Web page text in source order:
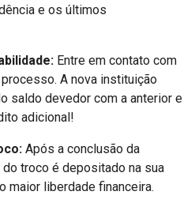
e os últimos
Entre em contato com
A nova instituição
saldo devedor com a anterior e
adicional!
Após a conclusão da
troco é depositado na sua
maior liberdade financeira.